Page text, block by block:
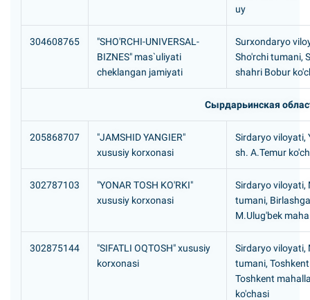
uy
304608765
"SHO'RCHI-UNIVERSAL-
BIZNES" mas`uliyati
cheklangan jamiyati
Surxondaryo
Sho'rchi tumani,
shahri Bobur
Сырдарьинская
205868707
"JAMSHID YANGIER"
xususiy korxonasi
Sirdaryo viloyati,
sh. A.Temur
302787103
"YONAR TOSH KO'RKI"
xususiy korxonasi
Sirdaryo viloyati,
tumani,
M.Ulug'bek
302875144
"SIFATLI OQTOSH" xususiy
korxonasi
Sirdaryo viloyati,
tumani, Toshkent
Toshkent
ko'chasi